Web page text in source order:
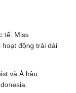
tế: Miss
hoạt động trải dài
và Á hậu